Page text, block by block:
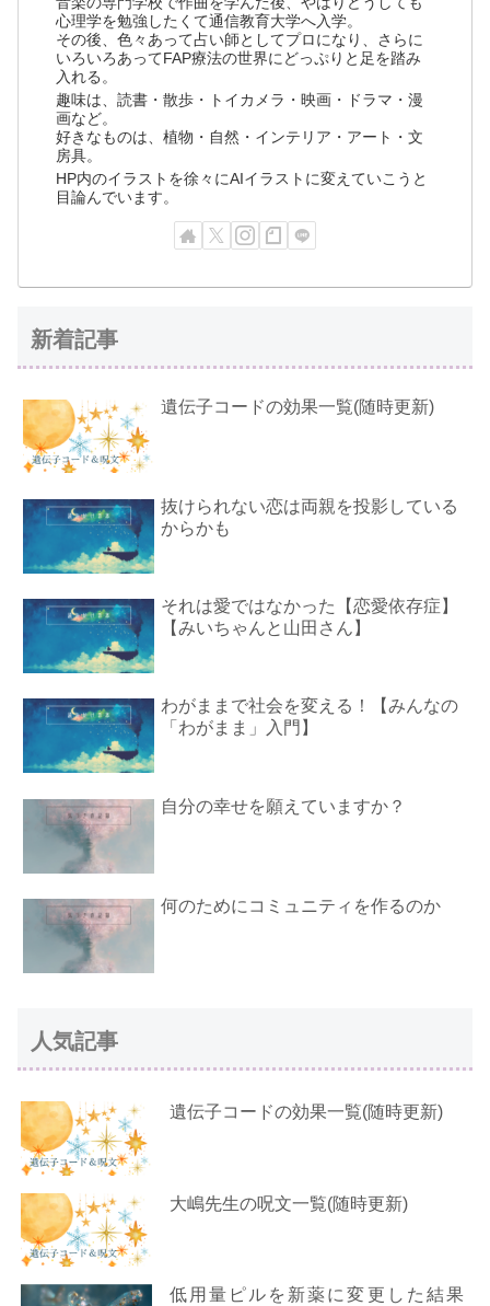
心理学を勉強したくて通信教育大学へ入学。
その後、色々あって占い師としてプロになり、さらに
いろいろあってFAP療法の世界にどっぷりと足を踏み
入れる。
趣味は、読書・散歩・トイカメラ・映画・ドラマ・漫
画など。
好きなものは、植物・自然・インテリア・アート・文
房具。
HP内のイラストを徐々にAIイラストに変えていこうと
目論んでいます。
新着記事
遺伝子コードの効果一覧(随時更新)
抜けられない恋は両親を投影している
からかも
それは愛ではなかった【恋愛依存症】
【みいちゃんと山田さん】
わがままで社会を変える！【みんなの
「わがまま」入門】
自分の幸せを願えていますか？
何のためにコミュニティを作るのか
人気記事
遺伝子コードの効果一覧(随時更新)
大嶋先生の呪文一覧(随時更新)
低用量ピルを新薬に変更した結果